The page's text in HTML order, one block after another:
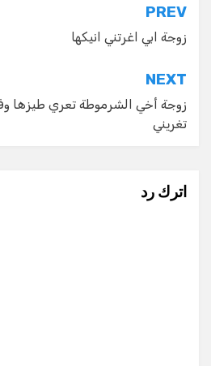
تصفّح
المقالات
PREV
زوجة ابي اغرتني انيكها
NEXT
زوجة أخي الشرموطة تعري طيزها
تغريني
اترك رد